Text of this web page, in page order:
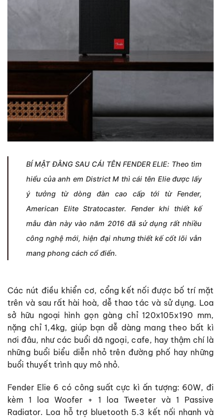
BÍ MẬT ĐẰNG SAU CÁI TÊN FENDER ELIE: Theo tìm
hiểu của anh em District M thì cái tên Elie được lấy
ý tưởng từ dòng đàn cao cấp tới từ Fender,
American Elite Stratocaster. Fender khi thiết kế
mẫu đàn này vào năm 2016 đã sử dụng rất nhiều
công nghệ mới, hiện đại nhưng thiết kế cốt lõi vẫn
mang phong cách cổ điển.
Các nút điều khiển cơ, cổng kết nối được bố trí mặt
trên và sau rất hài hoà, dễ thao tác và sử dụng. Loa
sở hữu ngoại hình gọn gàng chỉ 120x105x190 mm,
nặng chỉ 1,4kg, giúp bạn dễ dàng mang theo bất kì
nơi đâu, như các buổi dã ngoại, cafe, hay thậm chí là
những buổi biểu diễn nhỏ trên đường phố hay những
buổi thuyết trình quy mô nhỏ.
Fender Elie 6 có công suất cực kì ấn tượng: 60W, đi
kèm 1 loa Woofer + 1 loa Tweeter và 1 Passive
Radiator. Loa hỗ trợ bluetooth 5.3 kết nối nhanh và